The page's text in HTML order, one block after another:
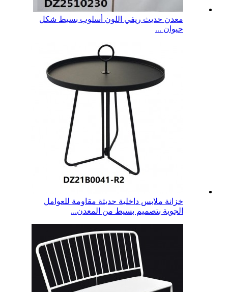
معدن حديث ريفي اللون أسلوب بسيط شكل
حيوان ...
خزانة ملابس داخلية حديثة مقاومة للعوامل
الجوية بتصميم بسيط من المعدن...